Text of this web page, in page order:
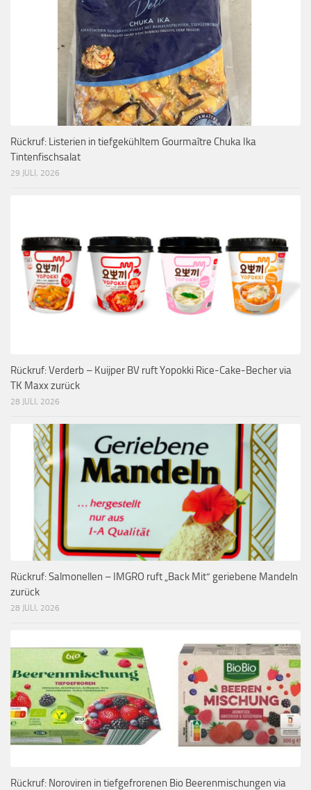
Rückruf: Listerien in tiefgekühltem Gourmaître Chuka Ika
Tintenfischsalat
29 JULI, 2026
Rückruf: Verderb – Kuijper BV ruft Yopokki Rice-Cake-Becher via
TK Maxx zurück
28 JULI, 2026
Rückruf: Salmonellen – IMGRO ruft „Back Mit“ geriebene Mandeln
zurück
28 JULI, 2026
Rückruf: Noroviren in tiefgefrorenen Bio Beerenmischungen via